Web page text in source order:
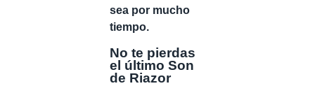
sea por mucho
tiempo.
No te pierdas
el último Son
de Riazor